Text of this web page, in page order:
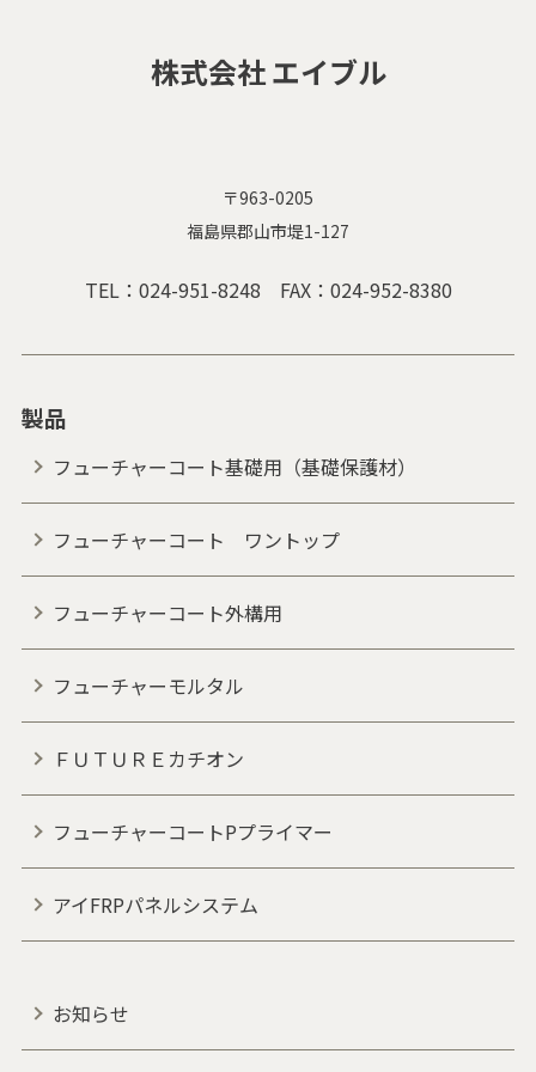
株式会社 エイブル
〒963-0205
福島県郡山市堤1-127
TEL： 024-951-8248 FAX：024-952-8380
製品
フューチャーコート基礎用（基礎保護材）
フューチャーコート ワントップ
フューチャーコート外構用
フューチャーモルタル
ＦＵＴＵＲＥカチオン
フューチャーコートPプライマー
アイFRPパネルシステム
お知らせ